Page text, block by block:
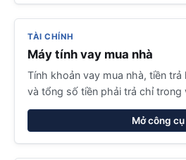
TÀI CHÍNH
Máy tính vay mua nhà
Tính khoản vay mua nhà, tiền
và tổng số tiền phải trả chỉ trong
Mở công cụ